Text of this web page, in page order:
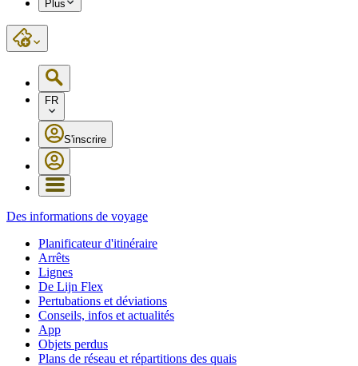
Plus
FR
S'inscrire
Des informations de voyage
Planificateur d'itinéraire
Arrêts
Lignes
De Lijn Flex
Pertubations et déviations
Conseils, infos et actualités
App
Objets perdus
Plans de réseau et répartitions des quais